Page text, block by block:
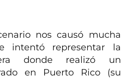
nos causó mucha
intentó representar la
donde realizó un
en Puerto Rico (su